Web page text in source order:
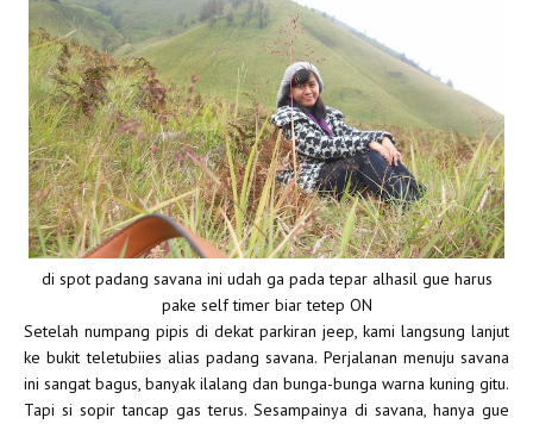
di spot padang savana ini udah ga pada tepar alhasil gue harus
pake self timer biar tetep ON
Setelah numpang pipis di dekat parkiran jeep, kami langsung lanjut
ke bukit teletubiies alias padang savana. Perjalanan menuju savana
ini sangat bagus, banyak ilalang dan bunga-bunga warna kuning gitu.
Tapi si sopir tancap gas terus. Sesampainya di savana, hanya gue